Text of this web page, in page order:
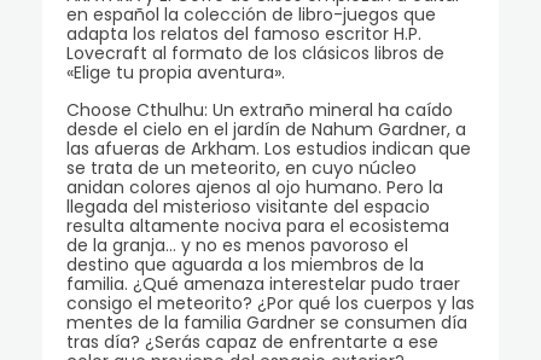
en español la colección de libro-juegos que
adapta los relatos del famoso escritor H.P.
Lovecraft al formato de los clásicos libros de
«Elige tu propia aventura».
Choose Cthulhu: Un extraño mineral ha caído
desde el cielo en el jardín de Nahum Gardner, a
las afueras de Arkham. Los estudios indican que
se trata de un meteorito, en cuyo núcleo
anidan colores ajenos al ojo humano. Pero la
llegada del misterioso visitante del espacio
resulta altamente nociva para el ecosistema
de la granja… y no es menos pavoroso el
destino que aguarda a los miembros de la
familia. ¿Qué amenaza interestelar pudo traer
consigo el meteorito? ¿Por qué los cuerpos y las
mentes de la familia Gardner se consumen día
tras día? ¿Serás capaz de enfrentarte a ese